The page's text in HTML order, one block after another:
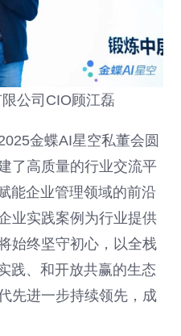
公司CIO顾江磊
金蝶AI星空私董会圆
了高质量的行业交流平
能企业管理领域的前沿
业实践案例为行业提供
始终坚守初心，以全栈
践、和开放共赢的生态
先进一步持续领先，成